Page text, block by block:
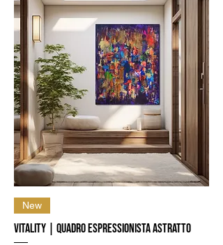
New
Vitality | Quadro Espressionista Astratto